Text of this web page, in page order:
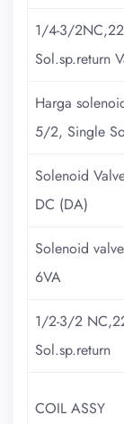
1/4-3/
Sol.sp.return
Harga
5/2, Single
Solenoid
DC (DA)
Solenoid
6VA
1/2-3/2
Sol.sp.return
COIL ASSY